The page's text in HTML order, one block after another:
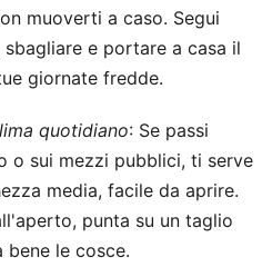
muoverti a caso. Segui
e portare a casa il
giornate fredde.
quotidiano: Se passi
o sui mezzi pubblici, ti serve
media, facile da aprire.
punta su un taglio
bene le cosce.